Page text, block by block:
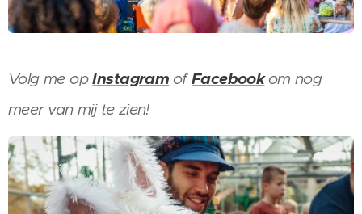
Volg me opInstagram ofFacebook om nog
meer van mij te zien!